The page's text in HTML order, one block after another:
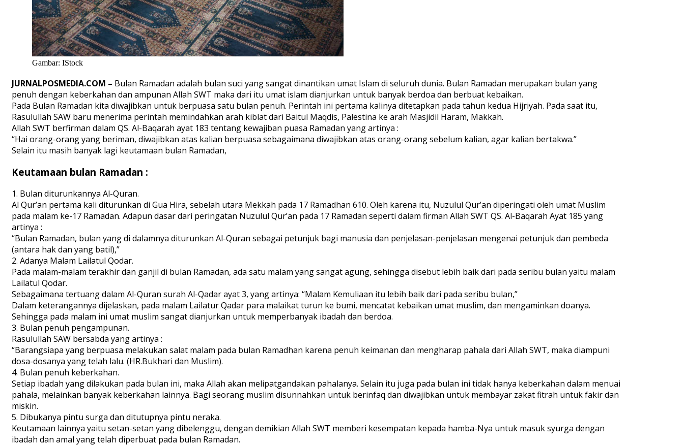
Gambar: IStock
JURNALPOSMEDIA.COM – Bulan Ramadan adalah bulan suci yang sangat dinantikan umat Islam di seluruh dunia. Bulan Ramadan merupakan bulan yang
penuh dengan keberkahan dan ampunan Allah SWT maka dari itu umat islam dianjurkan untuk banyak berdoa dan berbuat kebaikan.
Pada Bulan Ramadan kita diwajibkan untuk berpuasa satu bulan penuh. Perintah ini pertama kalinya ditetapkan pada tahun kedua Hijriyah. Pada saat itu,
Rasulullah SAW baru menerima perintah memindahkan arah kiblat dari Baitul Maqdis, Palestina ke arah Masjidil Haram, Makkah.
Allah SWT berfirman dalam QS. Al-Baqarah ayat 183 tentang kewajiban puasa Ramadan yang artinya :
“Hai orang-orang yang beriman, diwajibkan atas kalian berpuasa sebagaimana diwajibkan atas orang-orang sebelum kalian, agar kalian bertakwa.”
Selain itu masih banyak lagi keutamaan bulan Ramadan,
Keutamaan bulan Ramadan :
1. Bulan diturunkannya Al-Quran.
Al Qur’an pertama kali diturunkan di Gua Hira, sebelah utara Mekkah pada 17 Ramadhan 610. Oleh karena itu, Nuzulul Qur’an diperingati oleh umat Muslim
pada malam ke-17 Ramadan. Adapun dasar dari peringatan Nuzulul Qur’an pada 17 Ramadan seperti dalam firman Allah SWT QS. Al-Baqarah Ayat 185 yang
artinya :
“Bulan Ramadan, bulan yang di dalamnya diturunkan Al-Quran sebagai petunjuk bagi manusia dan penjelasan-penjelasan mengenai petunjuk dan pembeda
(antara hak dan yang batil),”
2. Adanya Malam Lailatul Qodar.
Pada malam-malam terakhir dan ganjil di bulan Ramadan, ada satu malam yang sangat agung, sehingga disebut lebih baik dari pada seribu bulan yaitu malam
Lailatul Qodar.
Sebagaimana tertuang dalam Al-Quran surah Al-Qadar ayat 3, yang artinya: “Malam Kemuliaan itu lebih baik dari pada seribu bulan,”
Dalam keterangannya dijelaskan, pada malam Lailatur Qadar para malaikat turun ke bumi, mencatat kebaikan umat muslim, dan mengaminkan doanya.
Sehingga pada malam ini umat muslim sangat dianjurkan untuk memperbanyak ibadah dan berdoa.
3. Bulan penuh pengampunan.
Rasulullah SAW bersabda yang artinya :
“Barangsiapa yang berpuasa melakukan salat malam pada bulan Ramadhan karena penuh keimanan dan mengharap pahala dari Allah SWT, maka diampuni
dosa-dosanya yang telah lalu. (HR.Bukhari dan Muslim).
4. Bulan penuh keberkahan.
Setiap ibadah yang dilakukan pada bulan ini, maka Allah akan melipatgandakan pahalanya. Selain itu juga pada bulan ini tidak hanya keberkahan dalam menuai
pahala, melainkan banyak keberkahan lainnya. Bagi seorang muslim disunnahkan untuk berinfaq dan diwajibkan untuk membayar zakat fitrah untuk fakir dan
miskin.
5. Dibukanya pintu surga dan ditutupnya pintu neraka.
Keutamaan lainnya yaitu setan-setan yang dibelenggu, dengan demikian Allah SWT memberi kesempatan kepada hamba-Nya untuk masuk syurga dengan
ibadah dan amal yang telah diperbuat pada bulan Ramadan.